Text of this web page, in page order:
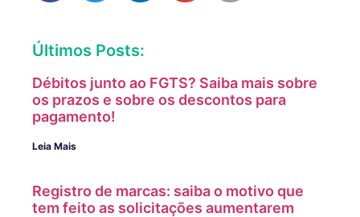
Últimos Posts:
Débitos junto ao FGTS? Saiba mais sobre
os prazos e sobre os descontos para
pagamento!
Leia Mais
Registro de marcas: saiba o motivo que
tem feito as solicitações aumentarem